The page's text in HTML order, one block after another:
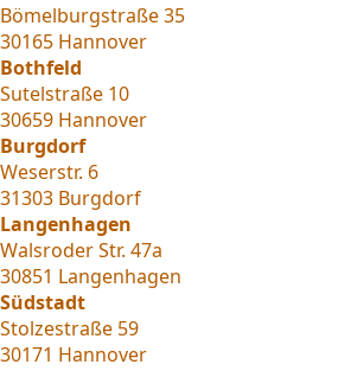
Bömelburgstraße 35
30165 Hannover
Bothfeld
Sutelstraße 10
30659 Hannover
Burgdorf
Weserstr. 6
31303 Burgdorf
Langenhagen
Walsroder Str. 47a
30851 Langenhagen
Südstadt
Stolzestraße 59
30171 Hannover